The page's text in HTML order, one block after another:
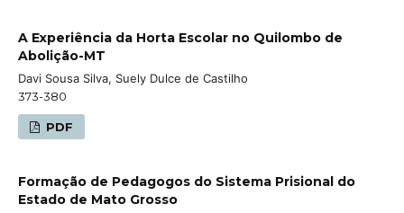
A Experiência da Horta Escolar no Quilombo de
Abolição-MT
Davi Sousa Silva, Suely Dulce de Castilho
373-380
PDF
Formação de Pedagogos do Sistema Prisional do
Estado de Mato Grosso